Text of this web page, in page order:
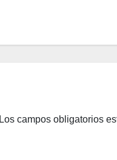
Los campos obligatorios